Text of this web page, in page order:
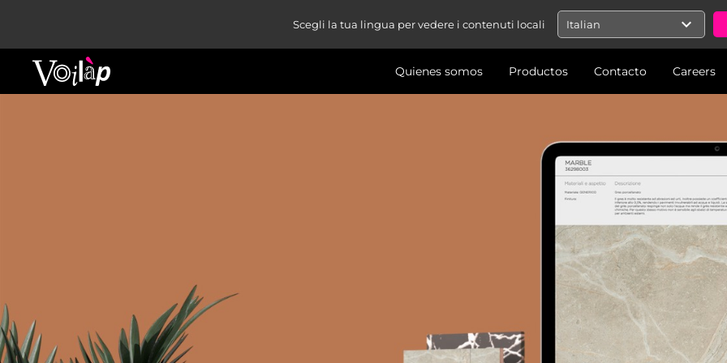
Scegli la tua lingua per vedere i contenuti locali Italian expand_more
Quienes somos Productos Contacto Careers